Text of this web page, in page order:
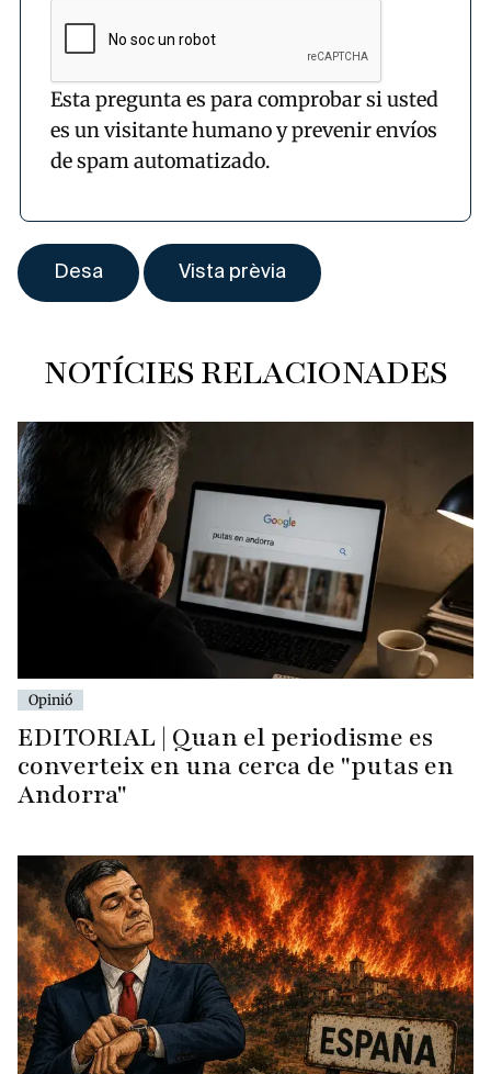
Esta pregunta es para comprobar si usted
es un visitante humano y prevenir envíos
de spam automatizado.
NOTÍCIES RELACIONADES
Opinió
EDITORIAL | Quan el periodisme es
converteix en una cerca de "putas en
Andorra"